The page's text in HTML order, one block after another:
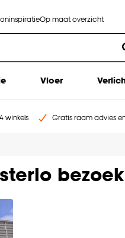
Op maat overzicht
Vloer
winkels Gratis raam advies